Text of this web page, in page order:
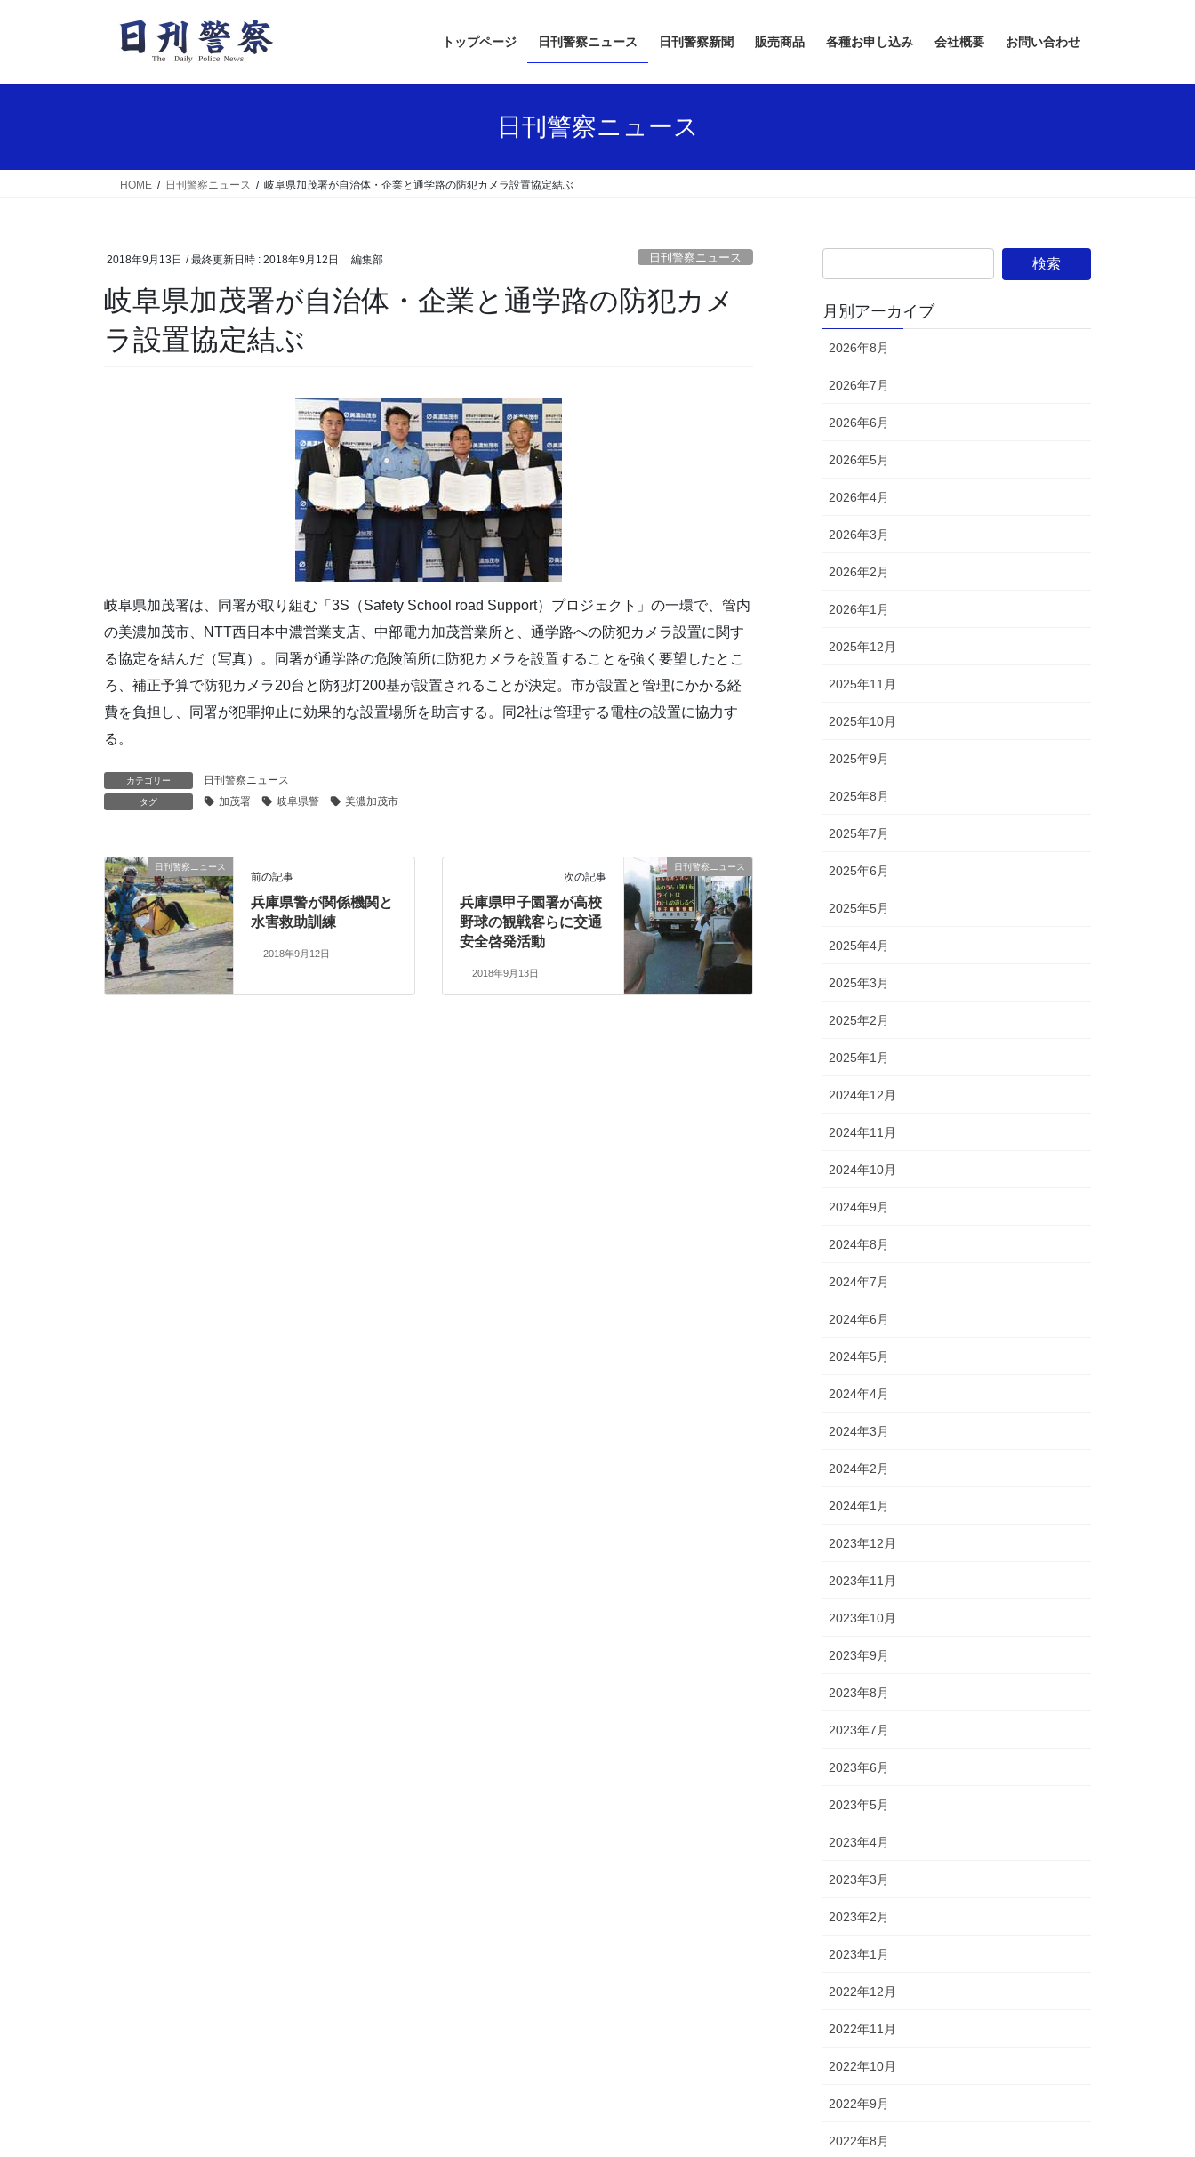
トップページ 日刊警察ニュース 日刊警察新聞 販売商品 各種お申し込み 会社概要 お問い合わせ
日刊警察ニュース
HOME 日刊警察ニュース 岐阜県加茂署が自治体・企業と通学路の防犯カメラ設置協定結ぶ
2018年9月13日 / 最終更新日時 : 2018年9月12日 編集部 日刊警察ニュース
岐阜県加茂署が自治体・企業と通学路の防犯カメ
ラ設置協定結ぶ
岐阜県加茂署は、同署が取り組む「3S（Safety School road Support）プロジェクト」の一環で、管内
の美濃加茂市、NTT西日本中濃営業支店、中部電力加茂営業所と、通学路への防犯カメラ設置に関す
る協定を結んだ（写真）。同署が通学路の危険箇所に防犯カメラを設置することを強く要望したとこ
ろ、補正予算で防犯カメラ20台と防犯灯200基が設置されることが決定。市が設置と管理にかかる経
費を負担し、同署が犯罪抑止に効果的な設置場所を助言する。同2社は管理する電柱の設置に協力す
る。
カテゴリー 日刊警察ニュース
タグ 加茂署 岐阜県警 美濃加茂市
日刊警察ニュース
前の記事
兵庫県警が関係機関と
水害救助訓練
2018年9月12日
日刊警察ニュース
次の記事
兵庫県甲子園署が高校
野球の観戦客らに交通
安全啓発活動
2018年9月13日
月別アーカイブ
2026年8月
2026年7月
2026年6月
2026年5月
2026年4月
2026年3月
2026年2月
2026年1月
2025年12月
2025年11月
2025年10月
2025年9月
2025年8月
2025年7月
2025年6月
2025年5月
2025年4月
2025年3月
2025年2月
2025年1月
2024年12月
2024年11月
2024年10月
2024年9月
2024年8月
2024年7月
2024年6月
2024年5月
2024年4月
2024年3月
2024年2月
2024年1月
2023年12月
2023年11月
2023年10月
2023年9月
2023年8月
2023年7月
2023年6月
2023年5月
2023年4月
2023年3月
2023年2月
2023年1月
2022年12月
2022年11月
2022年10月
2022年9月
2022年8月